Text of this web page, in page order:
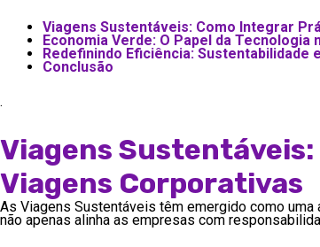
Viagens Sustentáveis: Como Integrar
Economia Verde: O Papel da
Redefinindo Eficiência:
Conclusão
.
Viagens
Viagens Corporativas
As Viagens Sustentáveis têm emergido como
não apenas alinha as empresas com